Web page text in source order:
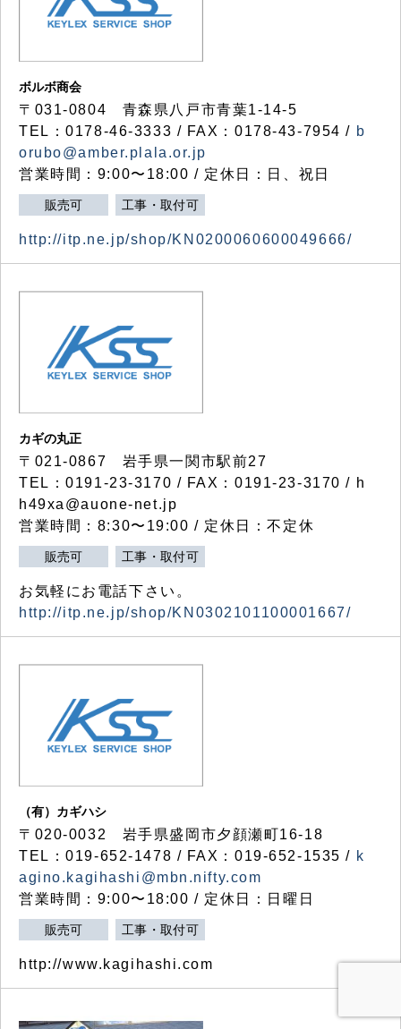
ボルボ商会
〒031-0804 青森県八戸市青葉1-14-5
TEL：0178-46-3333 / FAX：0178-43-7954 / b
orubo@amber.plala.or.jp
営業時間：9:00〜18:00 / 定休日：日、祝日
販売可 工事・取付可
http://itp.ne.jp/shop/KN0200060600049666/
カギの丸正
〒021-0867 岩手県一関市駅前27
TEL：0191-23-3170 / FAX：0191-23-3170 / h
h49xa@auone-net.jp
営業時間：8:30〜19:00 / 定休日：不定休
販売可 工事・取付可
お気軽にお電話下さい。
http://itp.ne.jp/shop/KN0302101100001667/
（有）カギハシ
〒020-0032 岩手県盛岡市夕顔瀬町16-18
TEL：019-652-1478 / FAX：019-652-1535 / k
agino.kagihashi@mbn.nifty.com
営業時間：9:00〜18:00 / 定休日：日曜日
販売可 工事・取付可
http://www.kagihashi.com